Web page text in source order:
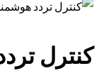
کنترل